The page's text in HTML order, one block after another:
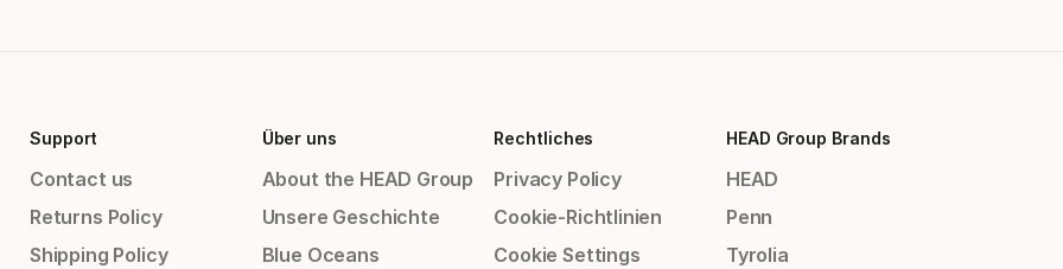
Support
Contact us
Returns Policy
Shipping Policy
Über uns
About the HEAD Group
Unsere Geschichte
Blue Oceans
Rechtliches
Privacy Policy
Cookie-Richtlinien
Cookie Settings
HEAD Group Brands
HEAD
Penn
Tyrolia